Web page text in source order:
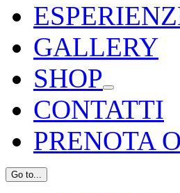
GALLERY
SHOP
CONTATTI
PRENOTA
Go to...